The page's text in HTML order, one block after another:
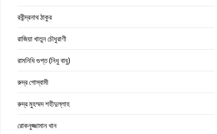
রবীন্দ্রনাথ ঠাকুর
রাজিয়া খাতুন চৌধুরাণী
রামনিধি গুপ্ত (নিধু বাবু)
রুদ্র গোস্বামী
রুদ্র মুহম্মদ শহীদুল্লাহ
রোকনুজ্জামান খান